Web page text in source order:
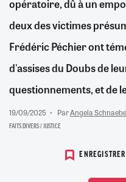
opératoire, dû à un
deux des victimes
Frédéric Péchier ont
d'assises du Doubs de
questionnements, et de
19/09/2025 ParAngela
FAITS DIVERS / JUSTICE